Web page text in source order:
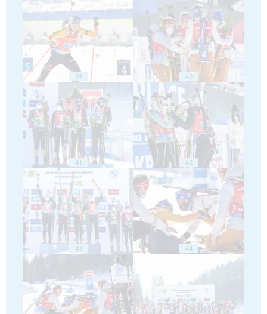
39 40
41 42
43 44